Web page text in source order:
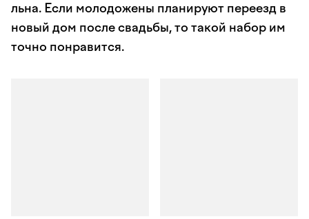
льна. Если молодожены планируют переезд в
новый дом после свадьбы, то такой набор им
точно понравится.